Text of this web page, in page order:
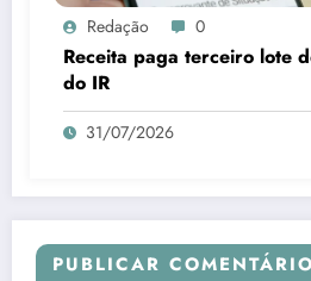
Redação 0
Receita paga terceiro lote
do IR
31/07/2026
PUBLICAR COMENTÁRIO